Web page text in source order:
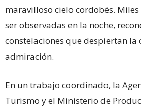
maravilloso cielo cordobés.
ser observadas en la noche,
constelaciones que despiertan la
admiración.
En un trabajo coordinado, la
Turismo y el Ministerio de